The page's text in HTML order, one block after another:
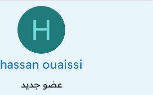
H
hassan ouaissi
عضو جديد